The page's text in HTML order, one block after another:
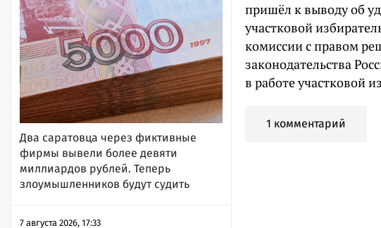
Два саратовца через фиктивные
фирмы вывели более девяти
миллиардов рублей. Теперь
злоумышленников будут судить
7 августа 2026, 17:33
пришёл к выводу об
участковой
комиссии с правом
законодательства
в работе участковой
1 комментарий